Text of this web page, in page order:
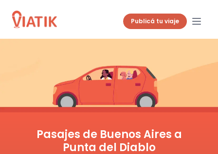
Publicá tu viaje
Pasajes de Buenos Aires a
Punta del Diablo